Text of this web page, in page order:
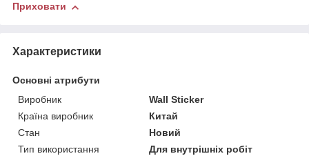
Приховати
Характеристики
Основні атрибути
Виробник
Wall Sticker
Країна виробник
Китай
Стан
Новий
Тип використання
Для внутрішніх робіт